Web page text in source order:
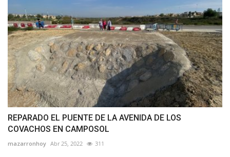
REPARADO EL PUENTE DE LA AVENIDA DE LOS
COVACHOS EN CAMPOSOL
mazarronhoy Abr 25, 2022 311